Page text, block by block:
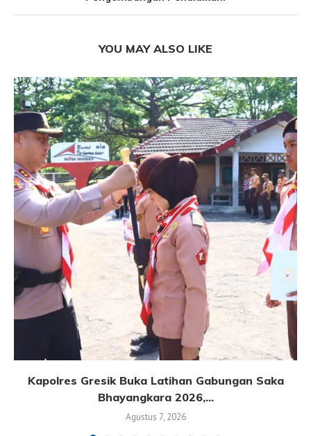
YOU MAY ALSO LIKE
Kapolres Gresik Buka Latihan Gabungan Saka
Bhayangkara 2026,...
Agustus 7, 2026